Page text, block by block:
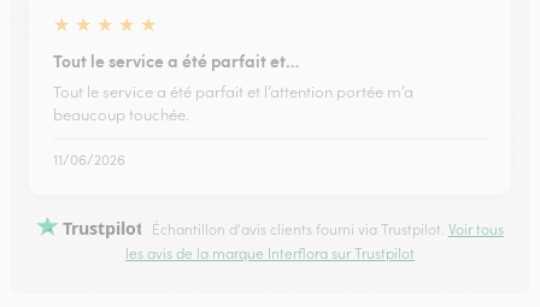
★ ★ ★ ★ ★
Tout le service a été parfait et…
Tout le service a été parfait et l’attention portée m’a
beaucoup touchée.
11/06/2026
Trustpilot Échantillon d'avis clients fourni via Trustpilot. Voir tous
les avis de la marque Interflora sur Trustpilot